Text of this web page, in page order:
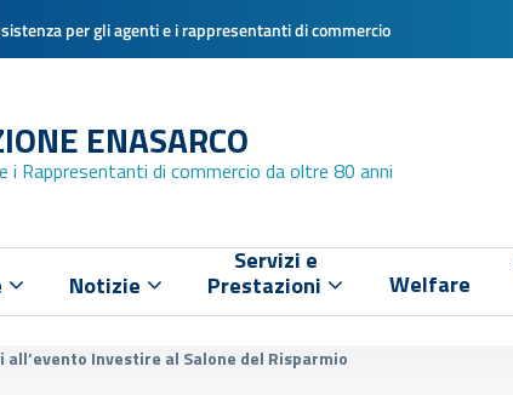
per gli agenti e i rappresentanti di commercio
ENASARCO
i Rappresentanti di commercio da oltre 80 anni
Notizie
Servizi e
Prestazioni Welfare
all’evento Investire al Salone del Risparmio